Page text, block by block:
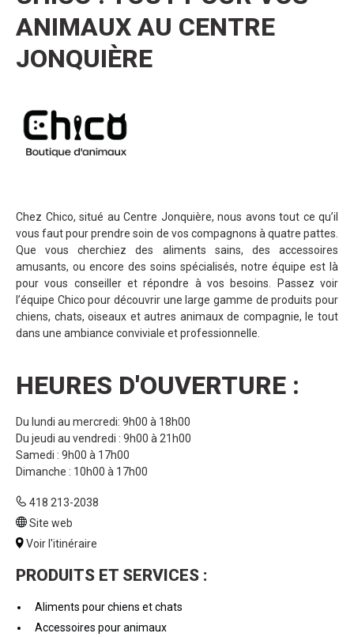
ANIMAUX AU CENTRE
JONQUIÈRE
Chez Chico, situé au Centre Jonquière, nous avons tout ce qu’il
vous faut pour prendre soin de vos compagnons à quatre pattes.
Que vous cherchiez des aliments sains, des accessoires
amusants, ou encore des soins spécialisés, notre équipe est là
pour vous conseiller et répondre à vos besoins. Passez voir
l’équipe Chico pour découvrir une large gamme de produits pour
chiens, chats, oiseaux et autres animaux de compagnie, le tout
dans une ambiance conviviale et professionnelle.
HEURES D'OUVERTURE :
Du lundi au mercredi: 9h00 à 18h00
Du jeudi au vendredi : 9h00 à 21h00
Samedi : 9h00 à 17h00
Dimanche : 10h00 à 17h00
418 213-2038
Site web
Voir l'itinéraire
PRODUITS ET SERVICES :
Aliments pour chiens et chats
Accessoires pour animaux